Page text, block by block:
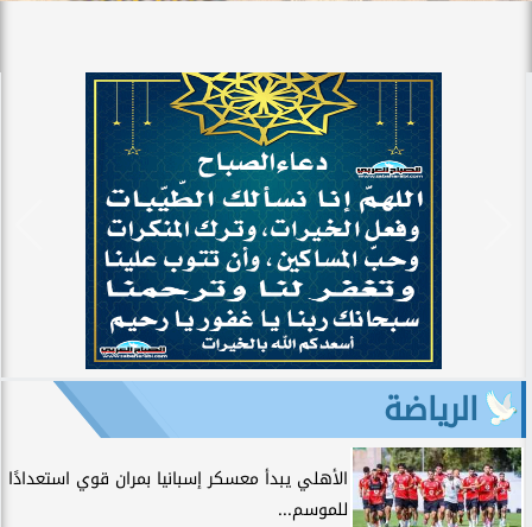
الرياضة
الأهلي يبدأ معسكر إسبانيا بمران قوي استعدادًا
للموسم...